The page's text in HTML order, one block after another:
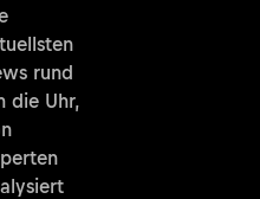
rund
die Uhr,